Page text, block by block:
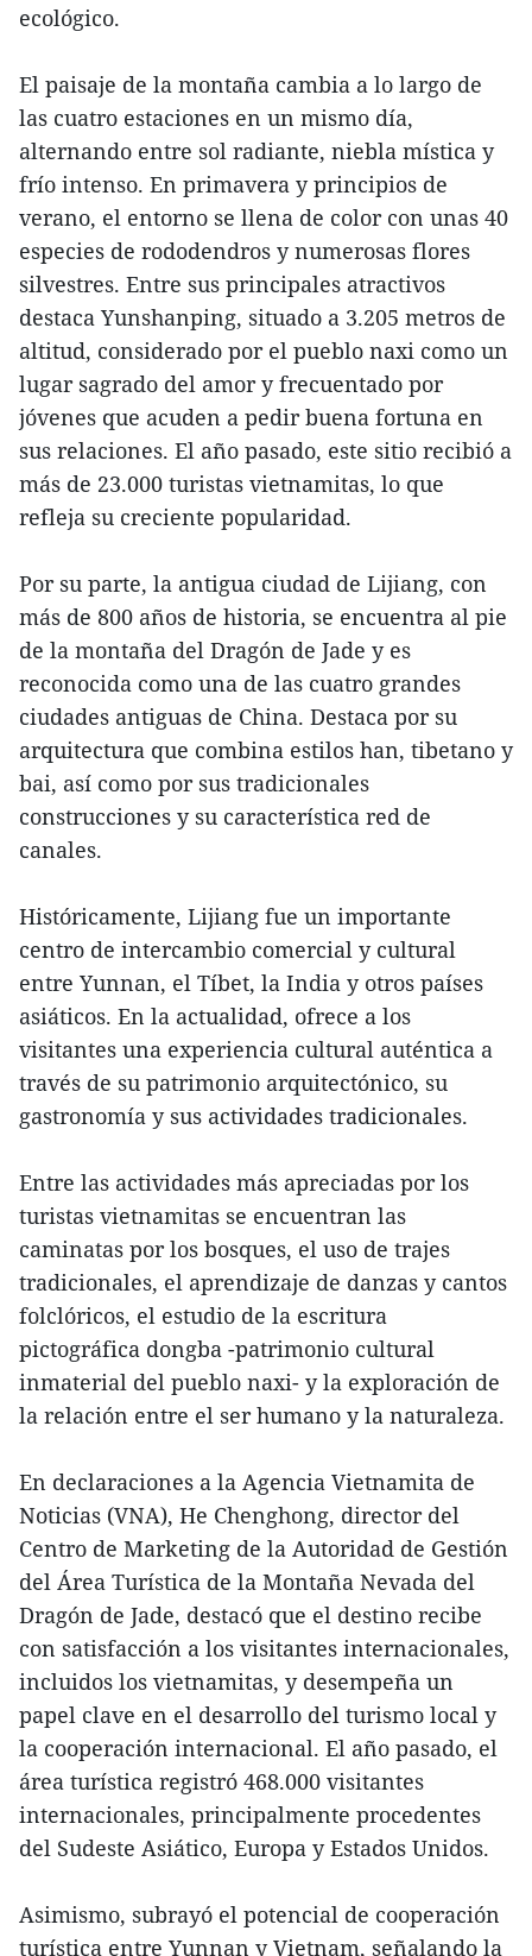
ecológico.
El paisaje de la montaña cambia a lo largo de
las cuatro estaciones en un mismo día,
alternando entre sol radiante, niebla mística y
frío intenso. En primavera y principios de
verano, el entorno se llena de color con unas 40
especies de rododendros y numerosas flores
silvestres. Entre sus principales atractivos
destaca Yunshanping, situado a 3.205 metros de
altitud, considerado por el pueblo naxi como un
lugar sagrado del amor y frecuentado por
jóvenes que acuden a pedir buena fortuna en
sus relaciones. El año pasado, este sitio recibió a
más de 23.000 turistas vietnamitas, lo que
refleja su creciente popularidad.
Por su parte, la antigua ciudad de Lijiang, con
más de 800 años de historia, se encuentra al pie
de la montaña del Dragón de Jade y es
reconocida como una de las cuatro grandes
ciudades antiguas de China. Destaca por su
arquitectura que combina estilos han, tibetano y
bai, así como por sus tradicionales
construcciones y su característica red de
canales.
Históricamente, Lijiang fue un importante
centro de intercambio comercial y cultural
entre Yunnan, el Tíbet, la India y otros países
asiáticos. En la actualidad, ofrece a los
visitantes una experiencia cultural auténtica a
través de su patrimonio arquitectónico, su
gastronomía y sus actividades tradicionales.
Entre las actividades más apreciadas por los
turistas vietnamitas se encuentran las
caminatas por los bosques, el uso de trajes
tradicionales, el aprendizaje de danzas y cantos
folclóricos, el estudio de la escritura
pictográfica dongba -patrimonio cultural
inmaterial del pueblo naxi- y la exploración de
la relación entre el ser humano y la naturaleza.
En declaraciones a la Agencia Vietnamita de
Noticias (VNA), He Chenghong, director del
Centro de Marketing de la Autoridad de Gestión
del Área Turística de la Montaña Nevada del
Dragón de Jade, destacó que el destino recibe
con satisfacción a los visitantes internacionales,
incluidos los vietnamitas, y desempeña un
papel clave en el desarrollo del turismo local y
la cooperación internacional. El año pasado, el
área turística registró 468.000 visitantes
internacionales, principalmente procedentes
del Sudeste Asiático, Europa y Estados Unidos.
Asimismo, subrayó el potencial de cooperación
turística entre Yunnan y Vietnam, señalando la